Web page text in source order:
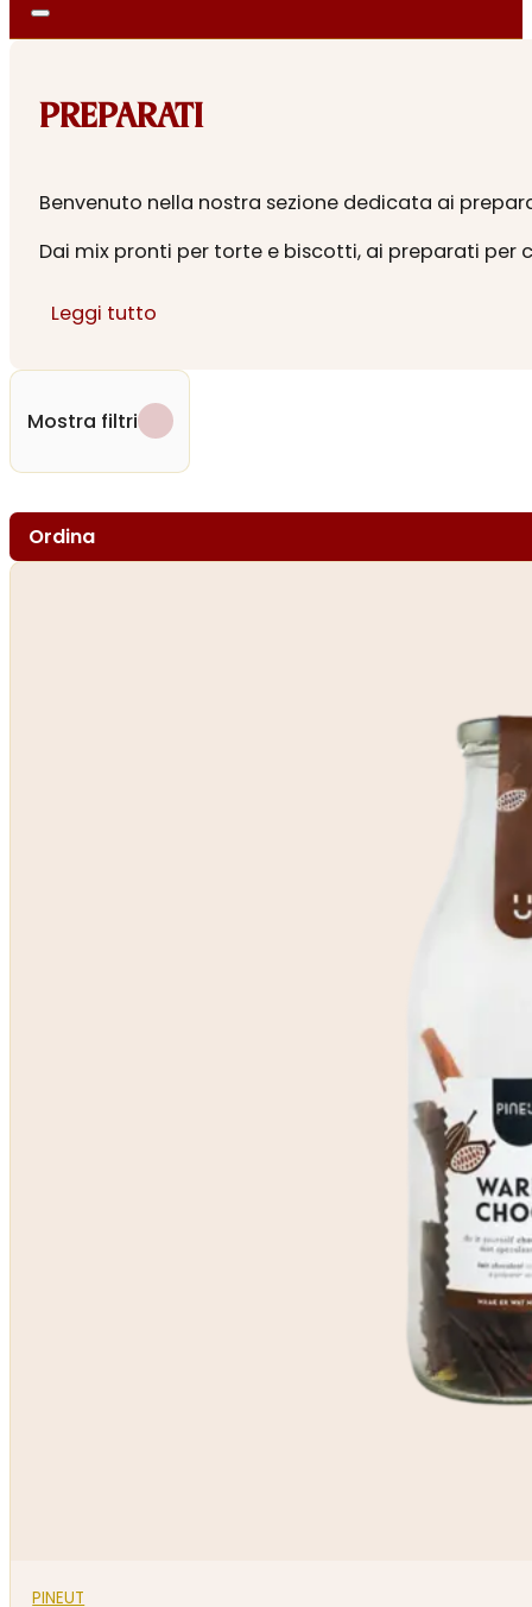
PREPARATI
Benvenuto nella nostra sezione dedicata ai
Dai mix pronti per torte e biscotti, ai preparati
Ideali per chi ama sperimentare o per chi cerca
complicazioni. Scopri la vasta gamma di opzioni
Un mondo di dolcezza ti aspetta a pochi clic di
Acquista online preparati per dolci,
Leggi tutto
Mostra filtri
Ordina
PINEUT